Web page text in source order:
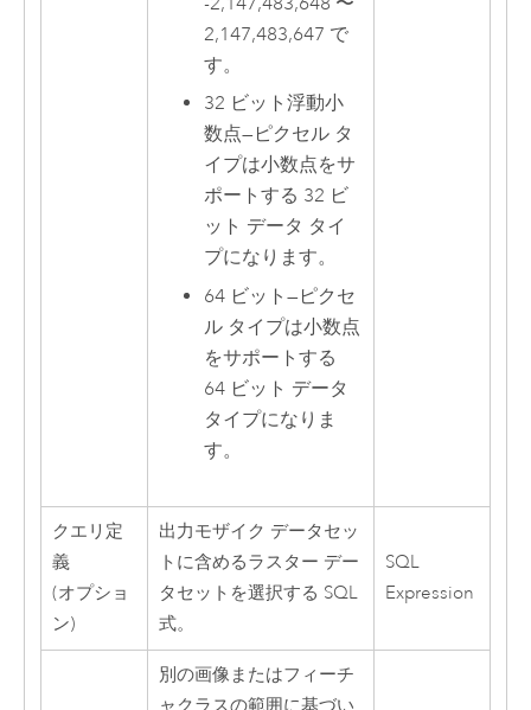
2,147,483,647 で
す。
32 ビット浮動小
数点— ピクセル タ
イプは小数点をサ
ポートする 32 ビ
ット データ タイ
プになります。
64 ビット— ピクセ
ル タイプは小数点
をサポートする
64 ビット データ
タイプになりま
す。
クエリ定
義
(オプショ
ン)
出力モザイク データセッ
トに含めるラスター デー
タセットを選択する SQL
式。
SQL
Expression
別の画像またはフィーチ